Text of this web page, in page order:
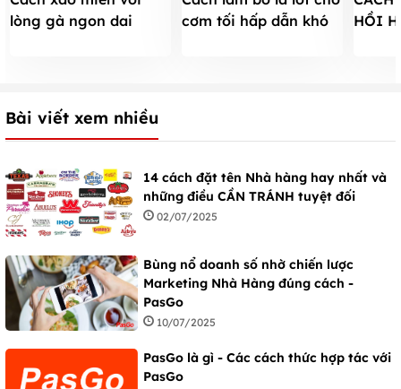
lòng gà ngon dai
cơm tối hấp dẫn khó
HỒI
Bài viết xem nhiều
14 cách đặt tên Nhà hàng hay nhất và
những điều CẦN TRÁNH tuyệt đối
02/07/2025
Bùng nổ doanh số nhờ chiến lược
Marketing Nhà Hàng đúng cách -
PasGo
10/07/2025
PasGo là gì - Các cách thức hợp tác với
PasGo